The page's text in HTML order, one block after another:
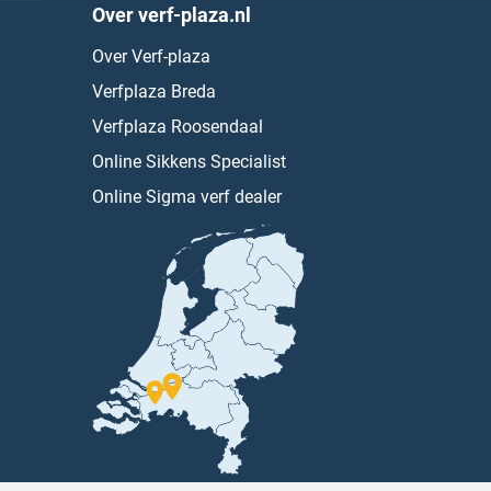
Over verf-plaza.nl
Over Verf-plaza
Verfplaza Breda
Verfplaza Roosendaal
Online Sikkens Specialist
Online Sigma verf dealer